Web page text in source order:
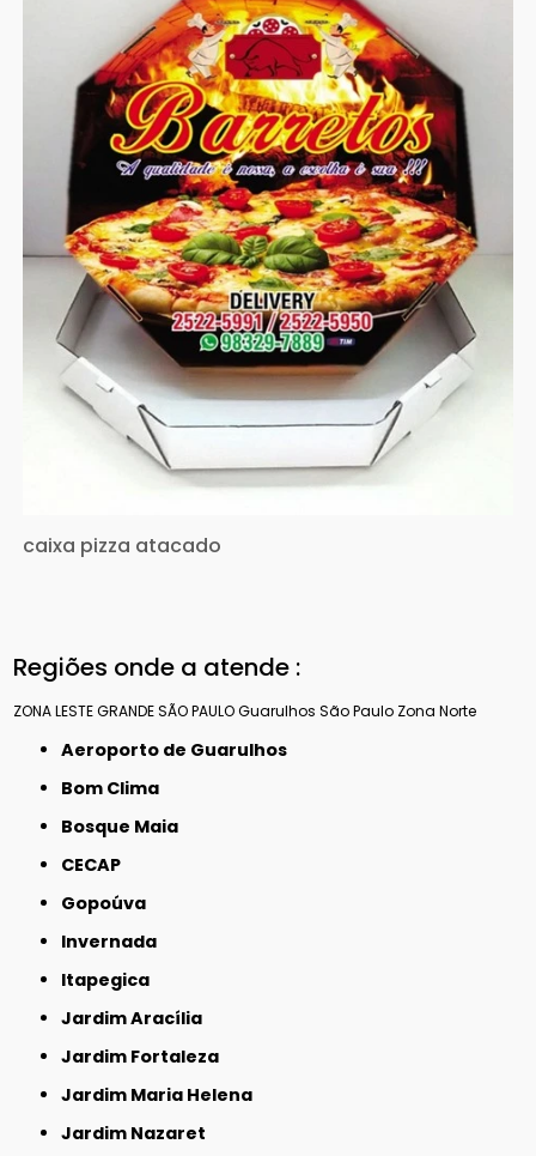
caixa pizza atacado
Regiões onde a atende :
ZONA LESTEGRANDE SÃO PAULOGuarulhos São Paulo Zona Norte
Aeroporto de Guarulhos
Bom Clima
Bosque Maia
CECAP
Gopoúva
Invernada
Itapegica
Jardim Aracília
Jardim Fortaleza
Jardim Maria Helena
Jardim Nazaret